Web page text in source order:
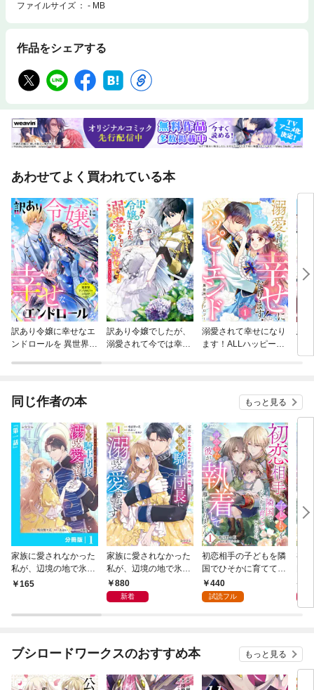
ファイルサイズ
- MB
作品をシェアする
あわせてよく買われている本
訳あり令嬢に幸せなエ
ンドロールを 異世界ア
訳あり令嬢でしたが、
溺愛されて今では幸せ
溺愛されて幸せになり
ます！ALLハッピーエ
悪
ア
同じ作者の本 もっと見る
家族に愛されなかった
私が、辺境の地で氷の
軍神騎士団長に溺れる
165
家族に愛されなかった
私が、辺境の地で氷の
軍神騎士団長に溺れる
ほど愛されています１
880
新着
初恋相手の子どもを隣
国でひそかに育ててい
たのに、再会した彼が
執着して離してくれま
440
試読フル
初
た
執
せ
ブシロードワークスのおすすめ本 もっと見る